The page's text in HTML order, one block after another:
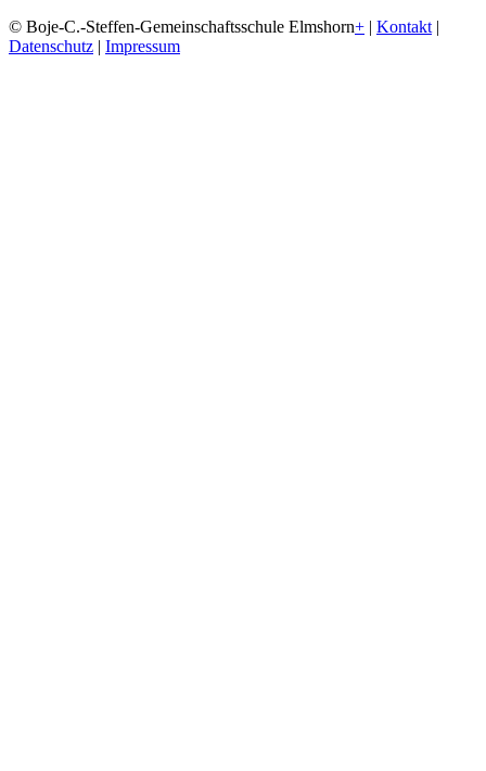
© Boje-C.-Steffen-Gemeinschaftsschule Elmshorn+ | Kontakt |
Datenschutz | Impressum